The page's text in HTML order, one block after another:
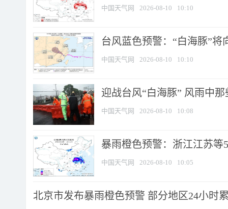
中国天气网 2026-08-10 10:10
台风蓝色预警：“白海豚”
中国天气网 2026-08-10 10:10
迎战台风“白海豚” 风雨中
中国天气网 2026-08-10 10:08
暴雨橙色预警：浙江江苏等
中国天气网 2026-08-10 10:05
北京市发布暴雨橙色预警 部分地区24小时